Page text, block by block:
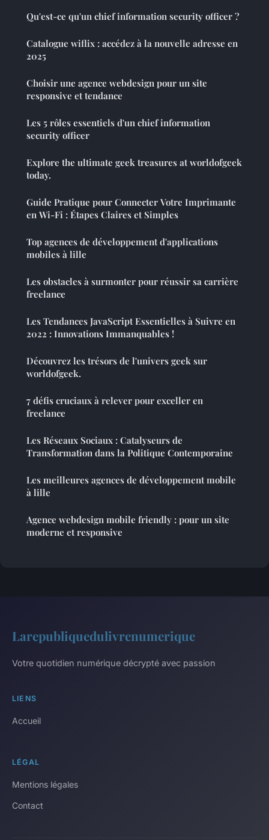
Qu'est-ce qu'un chief information security officer ?
Catalogue wiflix : accédez à la nouvelle adresse en
2025
Choisir une agence webdesign pour un site
responsive et tendance
Les 5 rôles essentiels d'un chief information
security officer
Explore the ultimate geek treasures at worldofgeek
today.
Guide Pratique pour Connecter Votre Imprimante
en Wi-Fi : Étapes Claires et Simples
Top agences de développement d'applications
mobiles à lille
Les obstacles à surmonter pour réussir sa carrière
freelance
Les Tendances JavaScript Essentielles à Suivre en
2022 : Innovations Immanquables !
Découvrez les trésors de l'univers geek sur
worldofgeek.
7 défis cruciaux à relever pour exceller en
freelance
Les Réseaux Sociaux : Catalyseurs de
Transformation dans la Politique Contemporaine
Les meilleures agences de développement mobile
à lille
Agence webdesign mobile friendly : pour un site
moderne et responsive
Larepubliquedulivrenumerique
Votre quotidien numérique décrypté avec passion
LIENS
Accueil
LÉGAL
Mentions légales
Contact